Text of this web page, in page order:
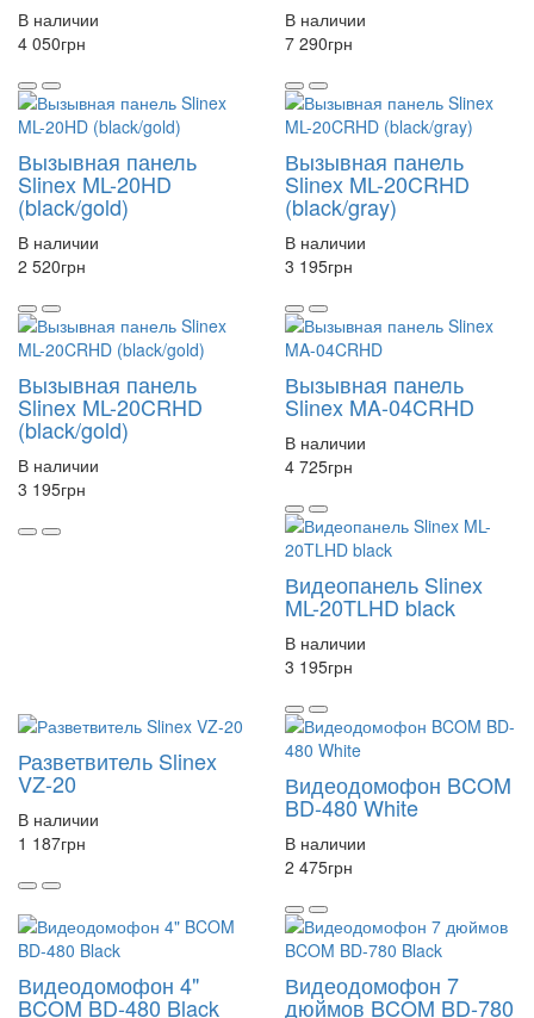
В наличии
4 050грн
В наличии
7 290грн
Вызывная панель
Slinex ML-20HD
(black/gold)
В наличии
2 520грн
Вызывная панель
Slinex ML-20CRHD
(black/gray)
В наличии
3 195грн
Вызывная панель
Slinex ML-20CRHD
(black/gold)
В наличии
3 195грн
Вызывная панель
Slinex MA-04CRHD
В наличии
4 725грн
Видеопанель Slinex
ML-20TLHD black
В наличии
3 195грн
Разветвитель Slinex
VZ-20
В наличии
1 187грн
Видеодомофон BCOM
BD-480 White
В наличии
2 475грн
Видеодомофон 4"
BCOM BD-480 Black
Видеодомофон 7
дюймов BCOM BD-780